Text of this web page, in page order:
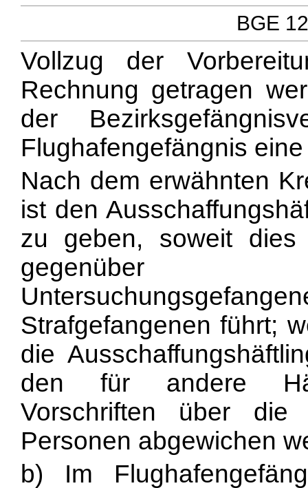
BGE
Vollzug der
Rechnung getragen
der
Flughafengefängnis
Nach dem erwähnten
ist den
zu geben, soweit
gegenüber
Strafgefangenen führt;
die
den für andere
Vorschriften über die
Personen abgewichen
b) Im